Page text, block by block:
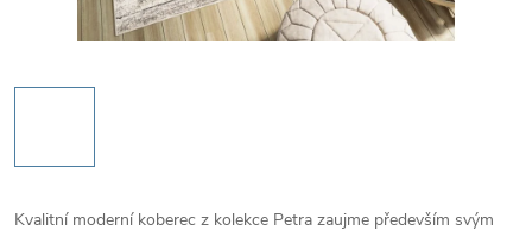
Kvalitní moderní koberec z kolekce Petra zaujme především svým